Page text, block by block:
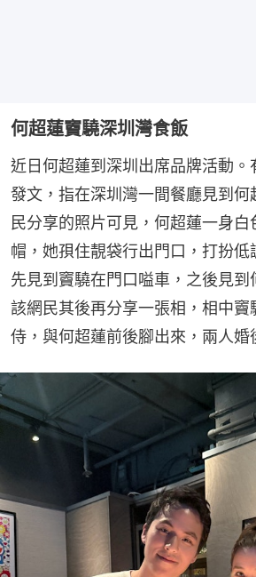
何超蓮竇驍深圳灣食飯
近日何超蓮到深圳出席品牌活動。
發文，指在深圳灣一間餐廳見到何
民分享的照片可見，何超蓮一身
帽，她孭住靚袋行出門口，打扮低
先見到竇驍在門口嗌車，之後見到
該網民其後再分享一張相，相中竇
侍，與何超蓮前後腳出來，兩人婚